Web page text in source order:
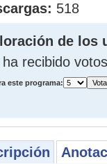
518
de los
ha recibido votos
este programa: